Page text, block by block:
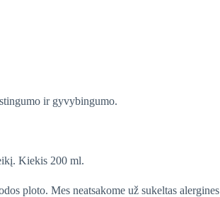
ir gyvybingumo.
Kiekis 200 ml.
ploto. Mes neatsakome už sukeltas alergines